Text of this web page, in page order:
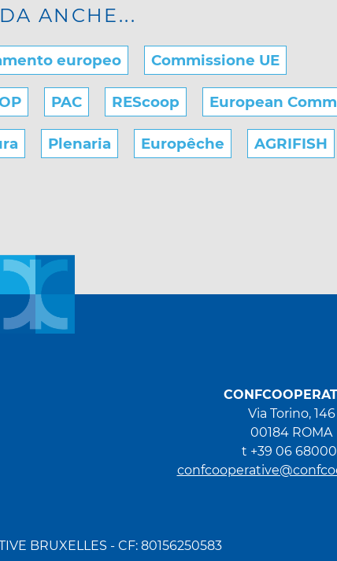
ANCHE...
europeo Commissione UE
PAC REScoop European
Plenaria Europêche AGRIFISH
Via Torino, 146
00184 ROMA
t +39 06
BRUXELLES - CF: 80156250583